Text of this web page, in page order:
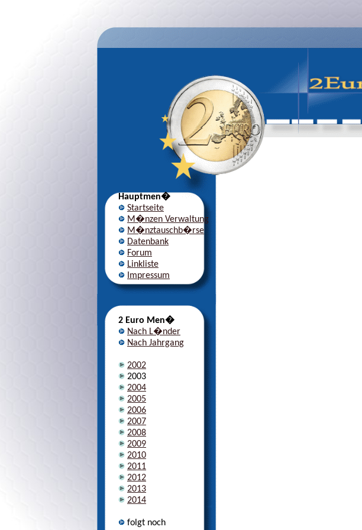
Hauptmen�
Startseite
M�nzen Verwaltung
M�nztauschb�rse
Datenbank
Forum
Linkliste
Impressum
2 Euro Men�
Nach L�nder
Nach Jahrgang
2002
2003
2004
2005
2006
2007
2008
2009
2010
2011
2012
2013
2014
folgt noch